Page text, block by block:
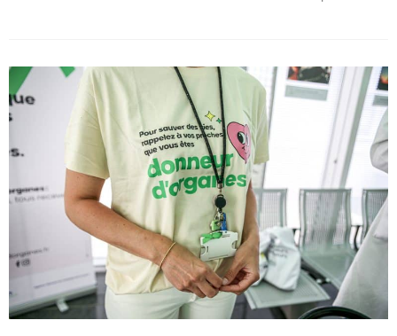
l’acquisition et l’installation de l’équipement au cœur même du
pôle régional de cancérologie.